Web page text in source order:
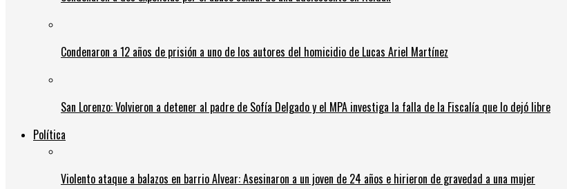
Condenaron a 12 años de prisión a uno de los autores del homicidio de Lucas Ariel Martínez
San Lorenzo: Volvieron a detener al padre de Sofía Delgado y el MPA investiga la falla de la Fiscalía que lo dejó libre
Política
Violento ataque a balazos en barrio Alvear: Asesinaron a un joven de 24 años e hirieron de gravedad a una mujer